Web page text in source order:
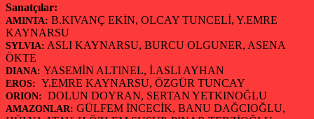
Sanatçılar:
AMINTA: B.KIVANÇ EKİN, OLCAY TUNCELİ, Y.EMRE
KAYNARSU
SYLVIA: ASLI KAYNARSU, BURCU OLGUNER, ASENA
ÖKTE
DIANA: YASEMİN ALTINEL, İ.ASLI AYHAN
EROS: Y.EMRE KAYNARSU, ÖZGÜR TUNCAY
ORION: DOLUN DOYRAN, SERTAN YETKINOĞLU
AMAZONLAR: GÜLFEM İNCECİK, BANU DAĞCIOĞLU,